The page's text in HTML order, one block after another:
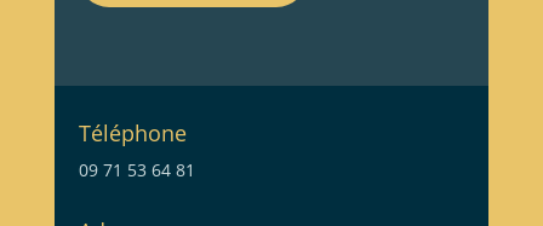
Téléphone
09 71 53 64 81